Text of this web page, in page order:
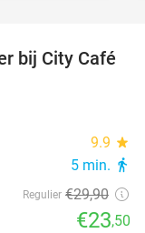
21%
bij City Café
9.9 star
5 min. directions_walk
Regulier €29,90
€23,50